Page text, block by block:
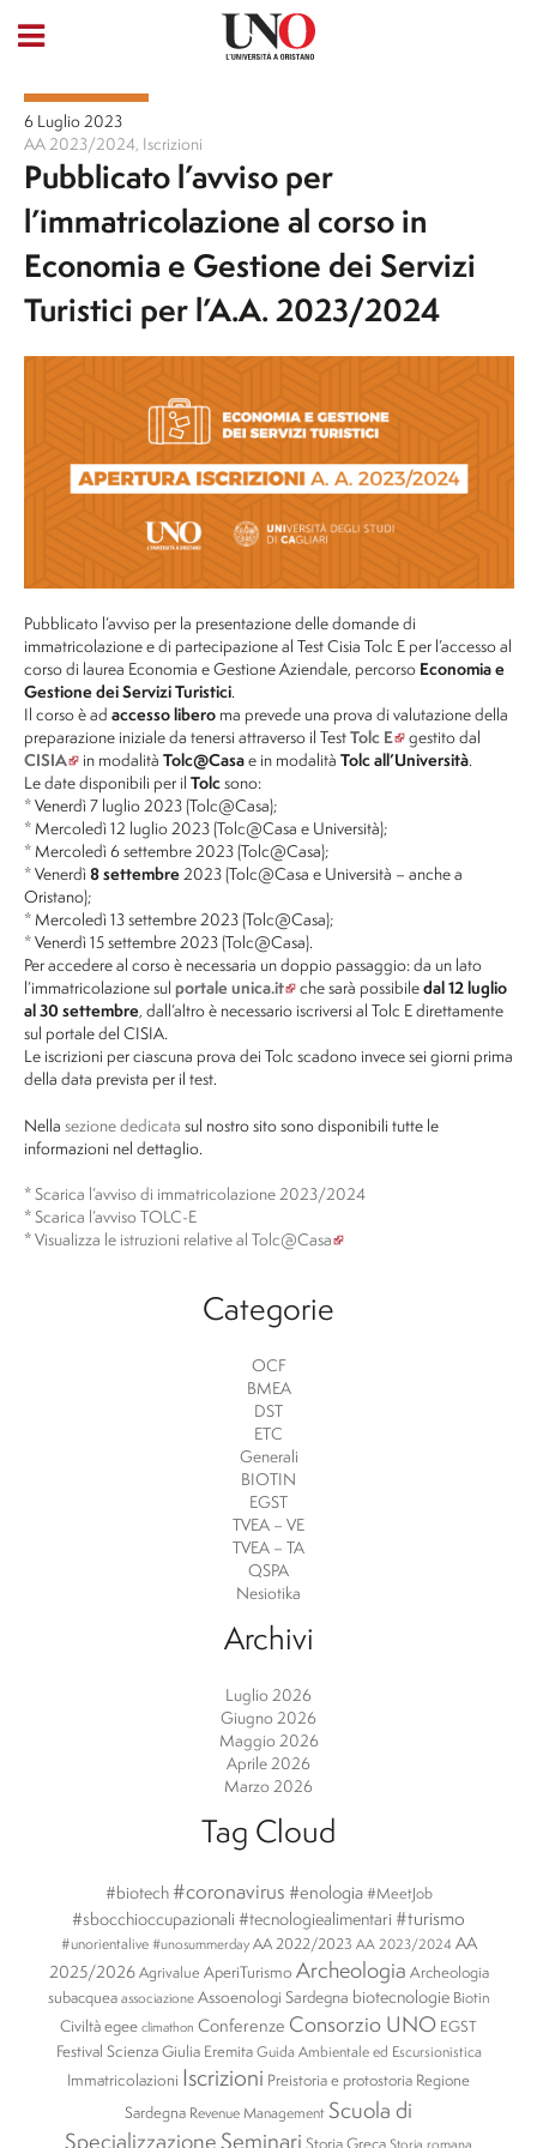
6 Luglio 2023
AA 2023/2024, Iscrizioni
Pubblicato l’avviso per
l’immatricolazione al corso in
Economia e Gestione dei Servizi
Turistici per l’A.A. 2023/2024
Pubblicato l’avviso per la presentazione delle domande di
immatricolazione e di partecipazione al Test Cisia Tolc E per l’accesso al
corso di laurea Economia e Gestione Aziendale, percorso Economia e
Gestione dei Servizi Turistici.
Il corso è ad accesso liberoma prevede una prova di valutazione della
preparazione iniziale da tenersi attraverso il TestTolc E gestito dal
CISIA in modalità Tolc@Casae in modalità Tolc all’Università.
Le date disponibili per il Tolcsono:
* Venerdì 7 luglio 2023 (Tolc@Casa);
* Mercoledì 12 luglio 2023 (Tolc@Casa e Università);
* Mercoledì 6 settembre 2023 (Tolc@Casa);
* Venerdì 8 settembre2023 (Tolc@Casa e Università – anche a
Oristano);
* Mercoledì 13 settembre 2023 (Tolc@Casa);
* Venerdì 15 settembre 2023 (Tolc@Casa).
Per accedere al corso è necessaria un doppio passaggio: da un lato
l’immatricolazione sul portaleunica.it che sarà possibiledal 12 luglio
al 30 settembre, dall’altro è necessario iscriversi al Tolc E direttamente
sul portale del CISIA.
Le iscrizioni per ciascuna prova dei Tolc scadono invece sei giorni prima
della data prevista per il test.
Nella sezione dedicata sul nostro sito sono disponibili tutte le
informazioni nel dettaglio.
*Scarica l’avviso di immatricolazione 2023/2024
*Scarica l’avviso TOLC-E
*Visualizza le istruzioni relative al Tolc@Casa
Categorie
OCF
BMEA
DST
ETC
Generali
BIOTIN
EGST
TVEA – VE
TVEA – TA
QSPA
Nesiotika
Archivi
Luglio 2026
Giugno 2026
Maggio 2026
Aprile 2026
Marzo 2026
Tag Cloud
#biotech #coronavirus #enologia #MeetJob
#sbocchioccupazionali #tecnologiealimentari #turismo
#unorientalive #unosummerday AA 2022/2023 AA 2023/2024 AA
2025/2026 Agrivalue AperiTurismo Archeologia Archeologia
subacquea associazione Assoenologi Sardegna biotecnologie Biotin
Civiltà egeeclimathon Conferenze Consorzio UNO EGST
Festival ScienzaGiulia Eremita Guida Ambientale ed Escursionistica
Immatricolazioni Iscrizioni Preistoria e protostoria Regione
Sardegna Revenue ManagementScuola di
SpecializzazioneSeminari Storia GrecaStoria romana